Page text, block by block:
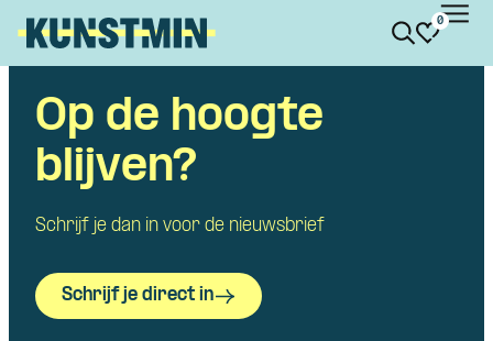
Skip navigatie
0
Op de hoogte
blijven?
Schrijf je dan in voor de nieuwsbrief
Schrijf je direct in